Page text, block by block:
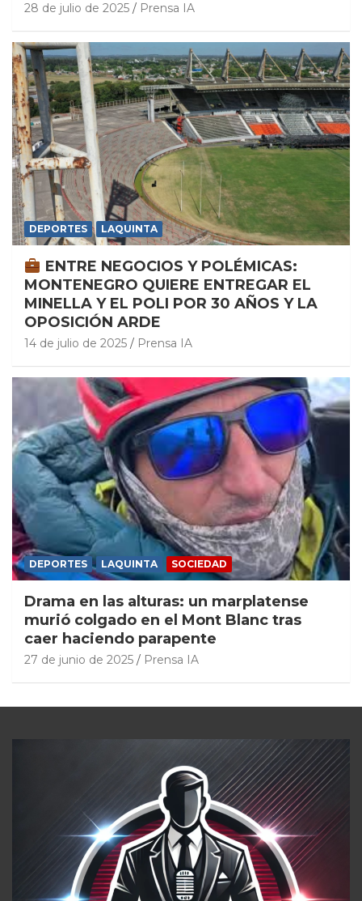
28 de julio de 2025 Prensa IA
DEPORTES LAQUINTA
ENTRE NEGOCIOS Y POLÉMICAS:
MONTENEGRO QUIERE ENTREGAR EL
MINELLA Y EL POLI POR 30 AÑOS Y LA
OPOSICIÓN ARDE
14 de julio de 2025 Prensa IA
DEPORTES LAQUINTA SOCIEDAD
Drama en las alturas: un marplatense
murió colgado en el Mont Blanc tras
caer haciendo parapente
27 de junio de 2025 Prensa IA